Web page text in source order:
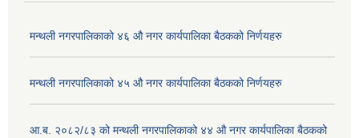
मन्थली नगरपालिकाको ४६ औ नगर कार्यपालिका बैठकको निर्णयहरु
मन्थली नगरपालिकाको ४५ औ नगर कार्यपालिका बैठकको निर्णयहरु
आ.ब. २०८२/८३ को मन्थली नगरपालिकाको ४४ औ नगर कार्यपालिका बैठकको